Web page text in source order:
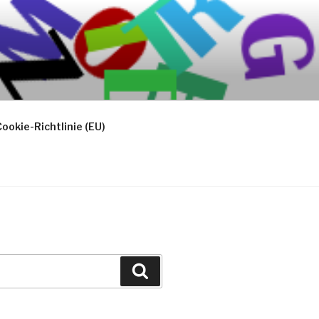
Richtlinie (EU)